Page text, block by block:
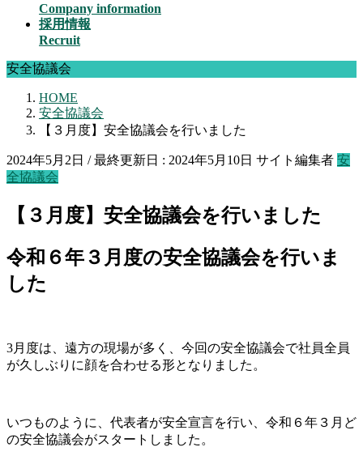
Company information
採用情報
Recruit
安全協議会
HOME
安全協議会
【３月度】安全協議会を行いました
2024年5月2日 / 最終更新日 : 2024年5月10日 サイト編集者 安
全協議会
【３月度】安全協議会を行いました
令和６年３月度の安全協議会を行いま
した
3月度は、遠方の現場が多く、今回の安全協議会で社員全員
が久しぶりに顔を合わせる形となりました。
いつものように、代表者が安全宣言を行い、令和６年３月ど
の安全協議会がスタートしました。